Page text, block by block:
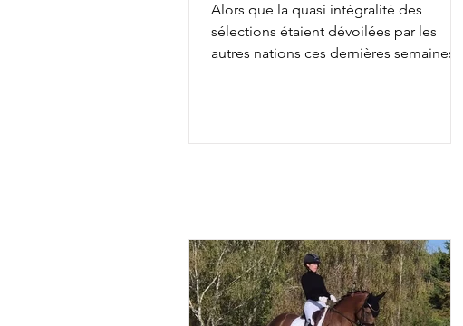
Alors que la quasi intégralité des
sélections étaient dévoilées par les
autres nations ces dernières semaines,
de l'équipe de France des
Roussel & Bel Amour Jean Morel
commentait : " Nous sommes fiers de
présenter une é